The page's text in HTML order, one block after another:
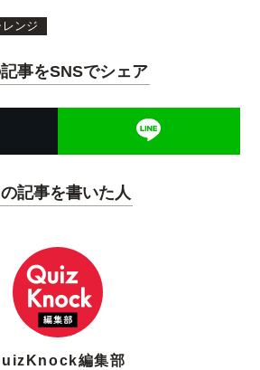
レンジ
事をSNSでシェア
記事を書いた人
編集部